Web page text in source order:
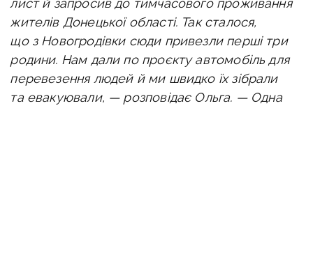
лист й запросив до тимчасового проживання
жителів Донецької області. Так сталося,
що з Новогродівки сюди привезли перші три
родини. Нам дали по проєкту автомобіль для
перевезення людей й ми швидко їх зібрали
та евакуювали, — розповідає Ольга. — Одна